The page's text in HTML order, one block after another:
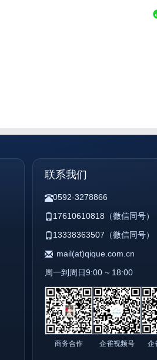
联系我们
0592-3278866
17610610818 （微信同号）
13338363507 （微信同号）
mail(at)qique.com.cn
周一到周日9:00 ~ 18:00
商务合作 企雀视频号 企